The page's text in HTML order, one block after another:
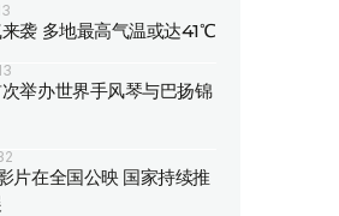
袭 多地最高气温或达41℃
举办世界手风琴与巴扬锦
片在全国公映 国家持续推